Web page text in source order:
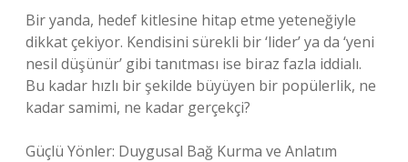
Bir yanda, hedef kitlesine hitap etme yeteneğiyle
dikkat çekiyor. Kendisini sürekli bir ‘lider’ ya da ‘yeni
nesil düşünür’ gibi tanıtması ise biraz fazla iddialı.
Bu kadar hızlı bir şekilde büyüyen bir popülerlik, ne
kadar samimi, ne kadar gerçekçi?
Güçlü Yönler: Duygusal Bağ Kurma ve Anlatım